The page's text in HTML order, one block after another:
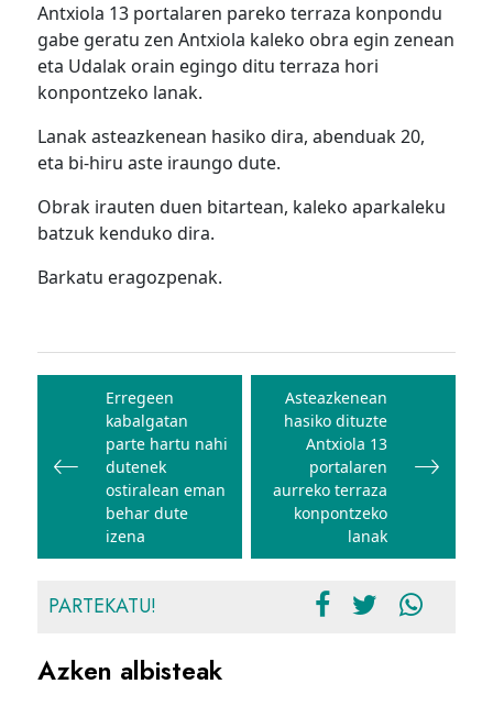
Antxiola 13 portalaren pareko terraza konpondu
gabe geratu zen Antxiola kaleko obra egin zenean
eta Udalak orain egingo ditu terraza hori
konpontzeko lanak.
Lanak asteazkenean hasiko dira, abenduak 20,
eta bi-hiru aste iraungo dute.
Obrak irauten duen bitartean, kaleko aparkaleku
batzuk kenduko dira.
Barkatu eragozpenak.
Bidalketetan
zehar
nabigatu
Erregeen
kabalgatan
parte hartu nahi
dutenek
ostiralean eman
behar dute
izena
Asteazkenean
hasiko dituzte
Antxiola 13
portalaren
aurreko terraza
konpontzeko
lanak
PARTEKATU!
Azken albisteak